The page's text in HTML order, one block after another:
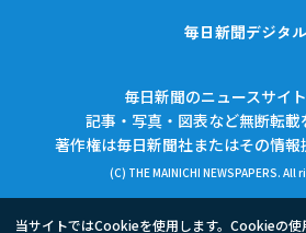
当サイトではCookieを使用します。Cookieの使
毎日新聞デジタル
毎日新聞のニュースサイ
記事・写真・図表など無断転載
著作権は毎日新聞社またはその情報
(C) THE MAINICHI NEWSPAPERS.